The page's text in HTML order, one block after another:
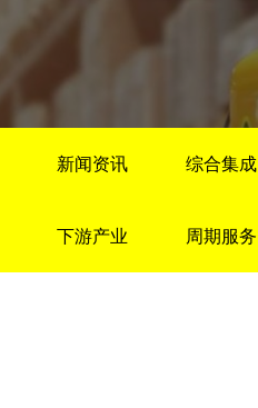
新闻资讯 综合集成
下游产业 周期服务